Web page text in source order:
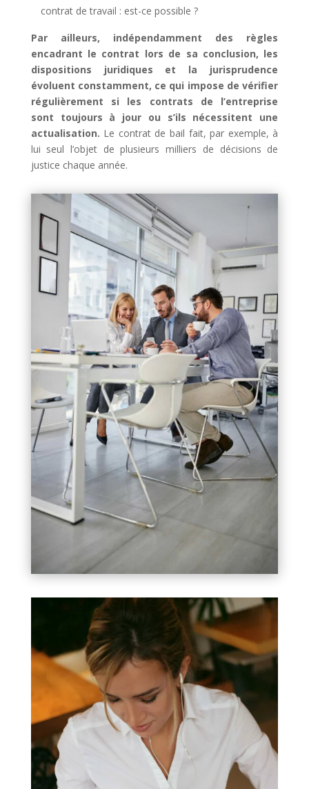
contrat de travail : est-ce possible ?
Par ailleurs, indépendamment des règles
encadrant le contrat lors de sa conclusion, les
dispositions juridiques et la jurisprudence
évoluent constamment, ce qui impose de vérifier
régulièrement si les contrats de l’entreprise
sont toujours à jour ou s’ils nécessitent une
actualisation. Le contrat de bail fait, par exemple, à
lui seul l’objet de plusieurs milliers de décisions de
justice chaque année.